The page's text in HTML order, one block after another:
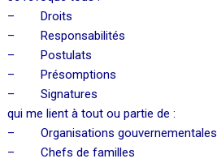
– Droits
– Responsabilités
– Postulats
– Présomptions
– Signatures
qui me lient à tout ou partie de :
– Organisations gouvernementales
– Chefs de familles